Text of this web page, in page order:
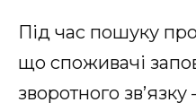
Під час пошуку
що споживачі
зворотного